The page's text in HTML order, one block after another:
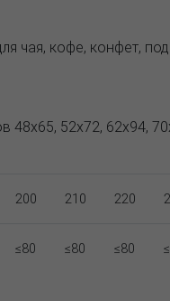
чая, кофе, конфет,
48x65, 52х72, 62x94,
200 210 220
≤80 ≤80 ≤80